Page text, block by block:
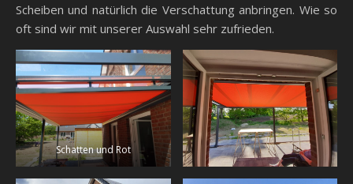
Scheiben und natürlich die Verschattung anbringen. Wie so
oft sind wir mit unserer Auswahl sehr zufrieden.
Schatten und Rot